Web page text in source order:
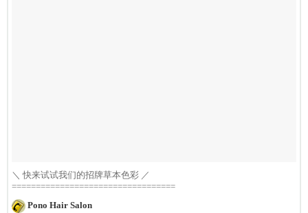
＼ 快来试试我们的招牌草本色彩 ／
==================================
Pono Hair Salon